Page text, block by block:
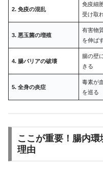
2. 免疫の混乱
免疫細
受け取
3. 悪玉菌の増殖
有害物
を伸ば
4. 腸バリアの破壊
腸の壁
きる
5. 全身の炎症
毒素が
を巡る
ここが重要！腸内
理由